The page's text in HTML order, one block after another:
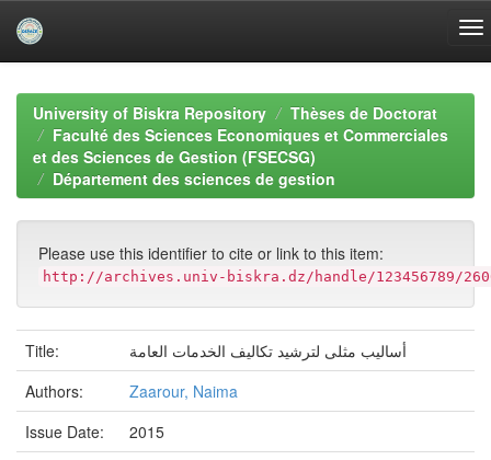
navigationUniversity of Biskra Repository
Thèses de Doctorat
Faculté des Sciences Economiques et Commerciales
et des Sciences de Gestion (FSECSG)
Département des sciences de gestion
Please use this identifier to cite or link to this item:
http://archives.univ-biskra.dz/handle/123456789/
Title:
أساليب مثلى لترشيد تكاليف الخدمات العامة
Authors:
Zaarour, Naima
Issue Date:
2015